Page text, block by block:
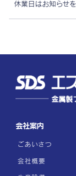
休業日はお知らせ
会社案内
ごあいさつ
会社概要